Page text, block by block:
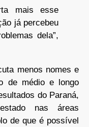
mais esse
já percebeu
dela”,
menos nomes e
de médio e longo
do Paraná,
nas áreas
de que é possível